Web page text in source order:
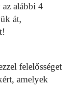
alábbi 4
át,
felelősséget
amelyek